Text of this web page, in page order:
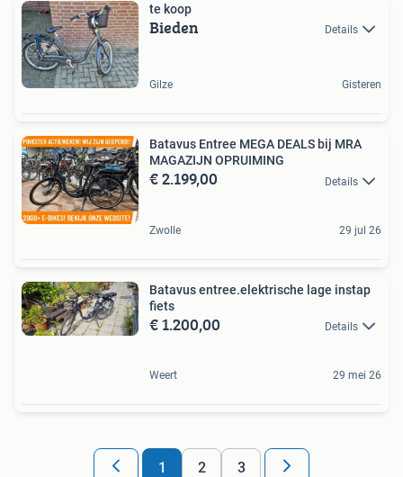
te koop
Bieden Details
Gilze Gisteren
Batavus Entree MEGA DEALS bij MRA
MAGAZIJN OPRUIMING
€ 2.199,00 Details
Zwolle 29 jul 26
Batavus entree.elektrische lage instap
fiets
€ 1.200,00 Details
Weert 29 mei 26
1 2 3